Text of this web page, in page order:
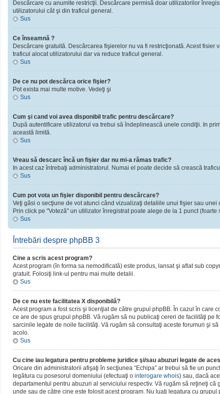
Descărcare cu anumite restricţii. Descărcare permisă doar utilizatorilor
utilizatorului cât şi din traficul general.
Sus
Ce înseamnă ?
Descărcare gratuită. Descărcarea fişierelor nu va fi restricţionată. Acest
traficul alocat utilizatorului dar va reduce traficul general.
Sus
De ce nu pot descărca orice fişier?
Pot exista mai multe motive. Vedeţi şi
Sus
Cum şi cand voi avea disponibil trafic pentru descărcare?
După autentificare utilizatorul va trebui să îndeplinească unele condiţii. In
această limită.
Sus
Vreau să descarc încă un fişier dar nu mi-a rămas trafic?
In acest caz întrebaţi administratorul. Numai el poate decide să crească
Sus
Cum pot vota un fişier disponibil pentru descărcare?
Veţi găsi o secţiune de vot atunci când vizualizaţi detaliile unui fişier sau unei
Prin click pe "Voteză" un utilizator înregistrat poate alege de la 1 punct
Sus
Întrebări despre phpBB 3
Cine a scris acest program?
Acest program (în forma sa nemodificată) este produs, lansat şi aflat sub
gratuit. Folosiţi link-ul pentru mai multe detalii.
Sus
De ce nu este facilitatea X disponibilă?
Acest program a fost scris şi licenţiat de către grupul phpBB. În cazul în care
ce are de spus grupul phpBB. Vă rugăm să nu publicaţi cereri de facilităţi
sarcinile legate de noile facilităţi. Vă rugăm să consultaţi aceste forumuri şi
acolo.
Sus
Cu cine iau legatura pentru probleme juridice şi/sau abuzuri legate de
Oricare din administratorii afişaţi în secţiunea “Echipa” ar trebui să fie un
legătura cu posesorul domeniului (efectuaţi o interogare whois) sau, dacă
departamentul pentru abuzuri al serviciului respectiv. Vă rugăm să reţineţi că
unde sau de către cine este folosit acest program. Nu luaţi legatura cu